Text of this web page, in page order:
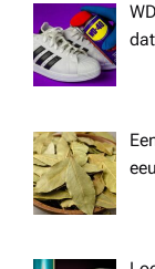
i
g
a
t